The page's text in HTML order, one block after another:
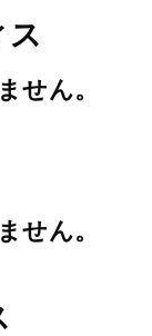
ス
せん。
せん。